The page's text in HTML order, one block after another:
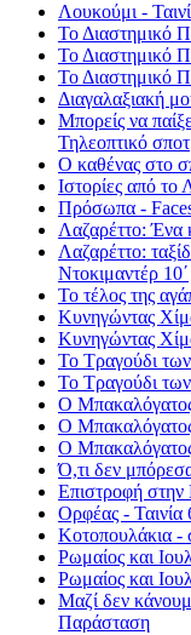
Λουκούμι -
Το Διαστημικό
Το Διαστημικό
Το Διαστημικό
Διαγαλαξιακή
Μπορείς να
Τηλεοπτικό σποτ
Ο καθένας στο
Ιστορίες από
Πρόσωπα -
Λαζαρέττο: Ένα
Λαζαρέττο:
Ντοκιμαντέρ 10΄
Το τέλος της
Κυνηγώντας
Κυνηγώντας
Το Τραγούδι
Το Τραγούδι
Ο
Ο
Ο
Ό,τι δεν
Επιστροφή
Ορφέας - Ταινία
Κοτοπουλάκια -
Ρωμαίος και
Ρωμαίος και
Μαζί δεν
Παράσταση